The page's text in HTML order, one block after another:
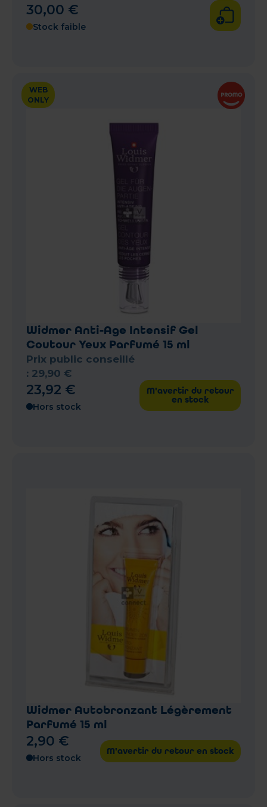
30,00 €
Stock faible
WEB
ONLY
Widmer Anti-Age Intensif Gel
Coutour Yeux Parfumé 15 ml
Prix public conseillé
: 29,90 €
23,92 €
Hors stock
M'avertir du retour
en stock
Widmer Autobronzant Légèrement
Parfumé 15 ml
2,90 €
Hors stock
M'avertir du retour en stock